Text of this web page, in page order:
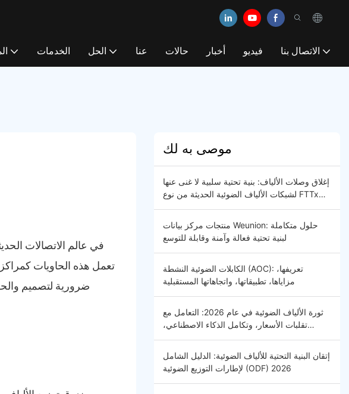
الخدمات الحل عنا حالات أخبار فيديو الاتصال بنا
في عالم الاتصالات
موصى به لك
إغلاق وصلات الألياف: بنية تحتية سلبية لا غنى عنها
لشبكات الألياف الضوئية الحديثة من نوع FTTx
منتجات مركز بيانات Weunion: حلول متكاملة
لبنية تحتية فعالة وآمنة وقابلة للتوسع
الكابلات الضوئية النشطة (AOC): تعريفها،
مزاياها، تطبيقاتها، واتجاهاتها المستقبلية
ثورة الألياف الضوئية في عام 2026: التعامل مع
تقلبات الأسعار، وتكامل الذكاء الاصطناعي،
إتقان البنية التحتية للألياف الضوئية: الدليل الشامل
لإطارات التوزيع الضوئية (ODF) 2026